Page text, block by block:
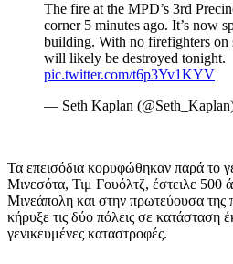
The fire at the MPD’s 3rd
corner 5 minutes ago. It’s now
building. With no firefighters
will likely be destroyed tonight.
pic.twitter.com/t6p3Yv1KYV
— Seth Kaplan
Τα επεισόδια κορυφώθηκαν παρά το
Μινεσότα, Τιμ Γουόλτζ, έστειλε 500
Μινεάπολη και στην πρωτεύουσα της
κήρυξε τις δύο πόλεις σε κατάσταση
γενικευμένες καταστροφές.